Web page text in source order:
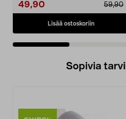
49,90 59,90
Lisää ostoskoriin
Sopivia